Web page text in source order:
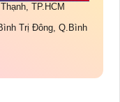
TP.HCM
Trị Đông, Q.Bình